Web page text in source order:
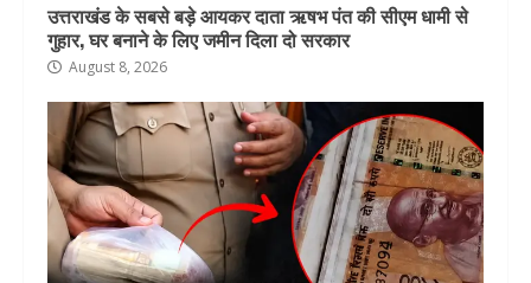
उत्तराखंड के सबसे बड़े आयकर दाता ऋषभ पंत की सीएम धामी से
गुहार, घर बनाने के लिए जमीन दिला दो सरकार
August 8, 2026